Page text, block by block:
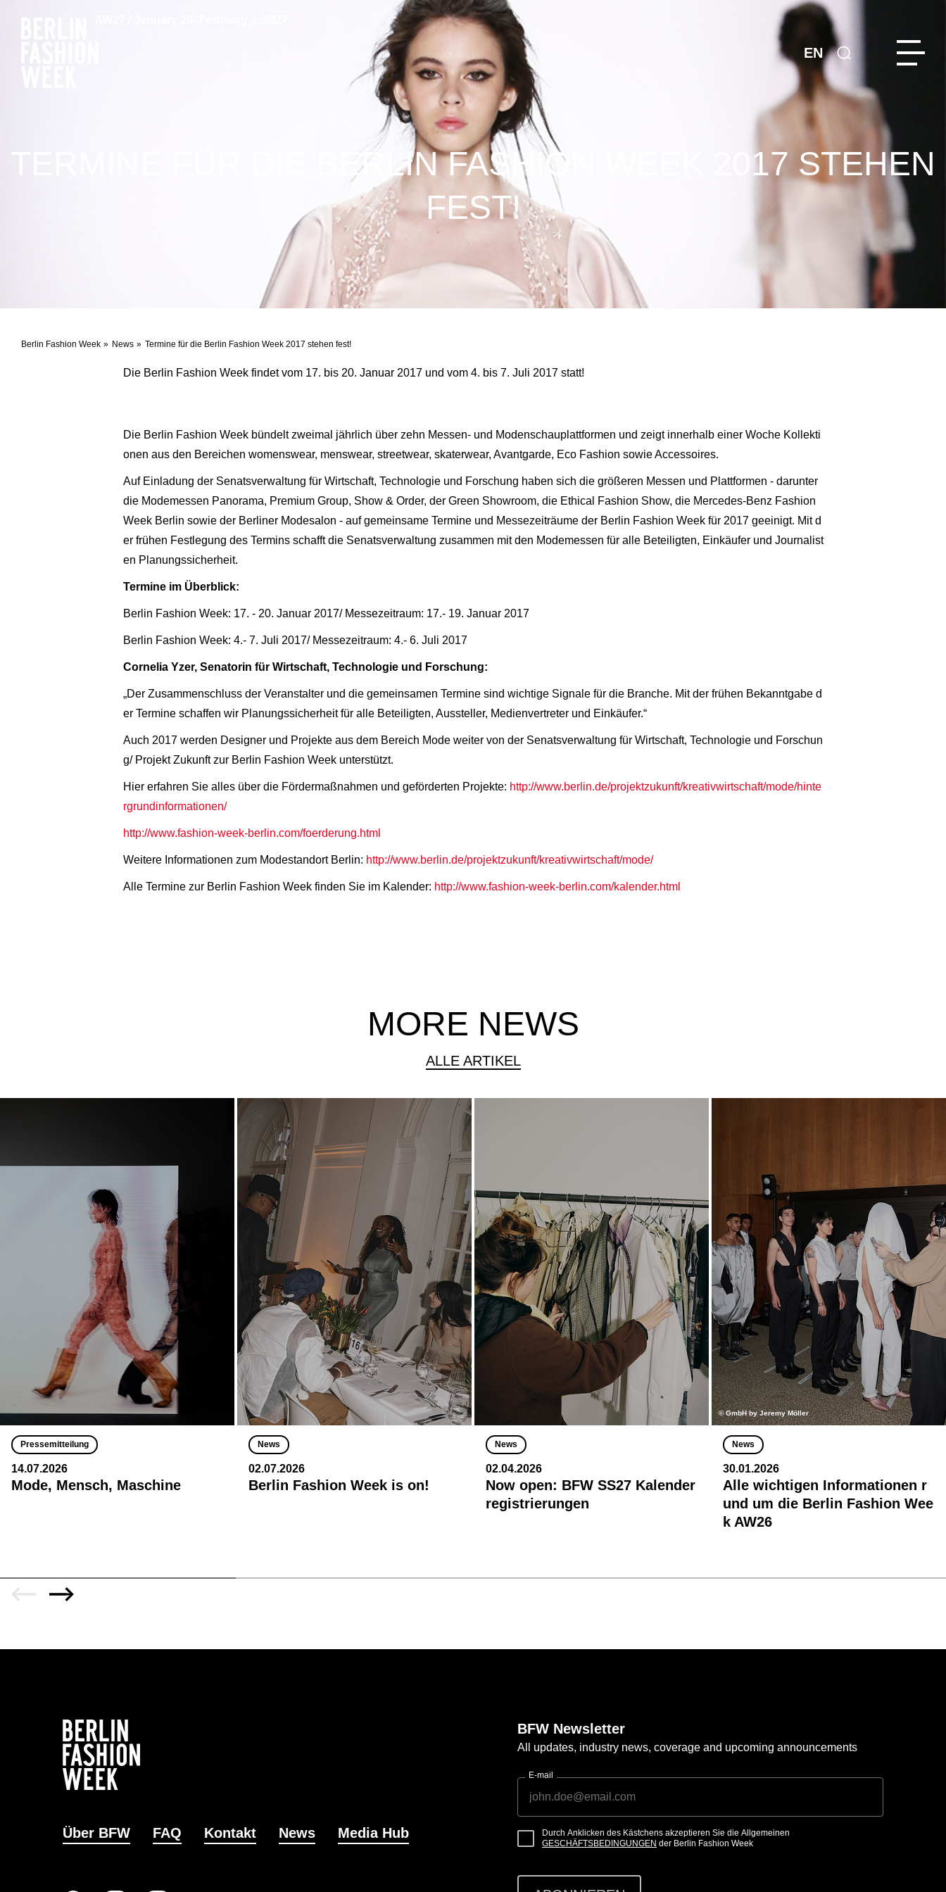
EN
Berlin Fashion Week News Termine für die Berlin Fashion Week 2017 stehen fest!
TERMINE FÜR DIE BERLIN FASHION WEEK 2017 STEHEN
FEST!
Die Berlin Fashion Week findet vom 17. bis 20. Januar 2017 und vom 4. bis 7. Juli 2017 statt!
Die Berlin Fashion Week bündelt zweimal jährlich über zehn Messen- und Modenschauplattformen und zeigt innerhalb einer Woche Kollekti
onen aus den Bereichen womenswear, menswear, streetwear, skaterwear, Avantgarde, Eco Fashion sowie Accessoires.
Auf Einladung der Senatsverwaltung für Wirtschaft, Technologie und Forschung haben sich die größeren Messen und Plattformen - darunter
die Modemessen Panorama, Premium Group, Show & Order, der Green Showroom, die Ethical Fashion Show, die Mercedes-Benz Fashion
Week Berlin sowie der Berliner Modesalon - auf gemeinsame Termine und Messezeiträume der Berlin Fashion Week für 2017 geeinigt. Mit d
er frühen Festlegung des Termins schafft die Senatsverwaltung zusammen mit den Modemessen für alle Beteiligten, Einkäufer und Journalist
en Planungssicherheit.
Termine im Überblick:
Berlin Fashion Week: 17. - 20. Januar 2017/ Messezeitraum: 17.- 19. Januar 2017
Berlin Fashion Week: 4.- 7. Juli 2017/ Messezeitraum: 4.- 6. Juli 2017
Cornelia Yzer, Senatorin für Wirtschaft, Technologie und Forschung:
„Der Zusammenschluss der Veranstalter und die gemeinsamen Termine sind wichtige Signale für die Branche. Mit der frühen Bekanntgabe d
er Termine schaffen wir Planungssicherheit für alle Beteiligten, Aussteller, Medienvertreter und Einkäufer.“
Auch 2017 werden Designer und Projekte aus dem Bereich Mode weiter von der Senatsverwaltung für Wirtschaft, Technologie und Forschun
g/ Projekt Zukunft zur Berlin Fashion Week unterstützt.
Hier erfahren Sie alles über die Fördermaßnahmen und geförderten Projekte: http://www.berlin.de/projektzukunft/kreativwirtschaft/mode/hinte
rgrundinformationen/
http://www.fashion-week-berlin.com/foerderung.html
Weitere Informationen zum Modestandort Berlin: http://www.berlin.de/projektzukunft/kreativwirtschaft/mode/
Alle Termine zur Berlin Fashion Week finden Sie im Kalender: http://www.fashion-week-berlin.com/kalender.html
MORE NEWS
ALLE ARTIKEL
Pressemitteilung
14.07.2026
Mode, Mensch, Maschine
News
02.07.2026
Berlin Fashion Week is on!
News
02.04.2026
Now open: BFW SS27 Kalender
registrierungen
© GmbH by Jeremy Möller
News
30.01.2026
Alle wichtigen Informationen r
und um die Berlin Fashion Wee
k AW26
Über BFW FAQ Kontakt News Media Hub
BFW Newsletter
All updates, industry news, coverage and upcoming announcements
E-mail
Durch Anklicken des Kästchens akzeptieren Sie die Allgemeinen
GESCHÄFTSBEDINGUNGEN der Berlin Fashion Week